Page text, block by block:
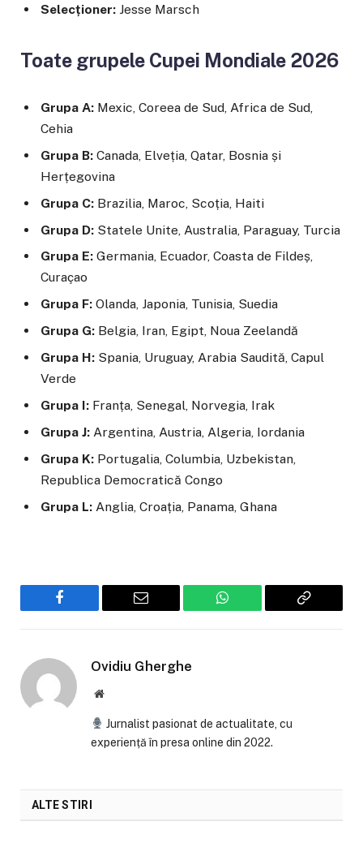
Selecționer: Jesse Marsch
Toate grupele Cupei Mondiale 2026
Grupa A: Mexic, Coreea de Sud, Africa de Sud,
Cehia
Grupa B: Canada, Elveția, Qatar, Bosnia și
Herțegovina
Grupa C: Brazilia, Maroc, Scoția, Haiti
Grupa D: Statele Unite, Australia, Paraguay, Turcia
Grupa E: Germania, Ecuador, Coasta de Fildeș,
Curaçao
Grupa F: Olanda, Japonia, Tunisia, Suedia
Grupa G: Belgia, Iran, Egipt, Noua Zeelandă
Grupa H: Spania, Uruguay, Arabia Saudită, Capul
Verde
Grupa I: Franța, Senegal, Norvegia, Irak
Grupa J: Argentina, Austria, Algeria, Iordania
Grupa K: Portugalia, Columbia, Uzbekistan,
Republica Democratică Congo
Grupa L: Anglia, Croația, Panama, Ghana
Facebook Email WhatsApp
Copiaza
Ovidiu Gherghe
Website
Jurnalist pasionat de actualitate, cu
experiență în presa online din 2022.
ALTE STIRI